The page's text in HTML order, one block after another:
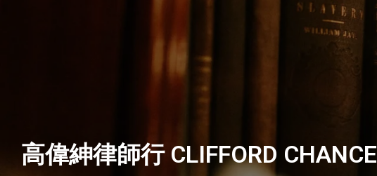
高偉紳律師行 CLIFFORD CHANCE